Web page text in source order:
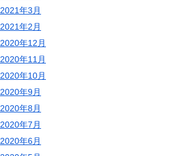
2021年3月
2021年2月
2020年12月
2020年11月
2020年10月
2020年9月
2020年8月
2020年7月
2020年6月